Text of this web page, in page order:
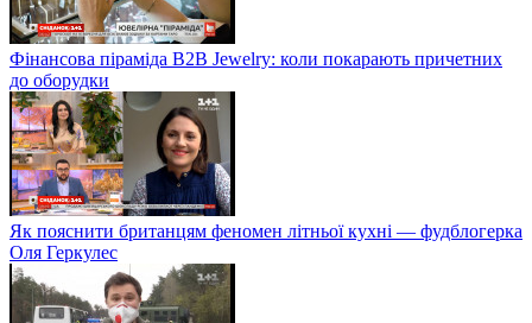
Фінансова піраміда B2B Jewelry: коли покарають причетних
до оборудки
Як пояснити британцям феномен літньої кухні — фудблогерка
Оля Геркулес